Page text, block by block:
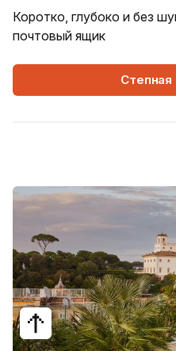
Коротко, глубоко и без
почтовый ящик
Степная